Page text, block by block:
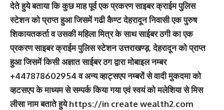
देते हुये बताया कि कुछ माह पूर्व एक प्रकरण साइबर क्राईम पुलिस
स्टेशन को प्राप्त हुआ जिसमें गढी कैण्ट देहरादून निवासी एक पुरुष
शिकायतकर्ता व उसकी महिला मित्र के साथ साईबर ठगी का एक
प्रकरण साइबर क्राईम पुलिस स्टेशन उत्तराखण्ड़, देहरादून को प्राप्त
हुआ जिसमें किसी अज्ञात साईबर ठग द्वारा मोबाइल नम्बर
+447878602954 व अन्य व्हाट्सएप नम्बरों से वादी मुकदमा को
व्हटसएप के माध्यम से सम्पर्क किया गया एवं स्वयं को मलेशिया से मिस
लीसा नाम बताते हुये https://in create wealth2.com